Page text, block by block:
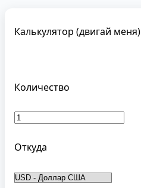
Калькулятор (двигай меня)
Количество
Откуда